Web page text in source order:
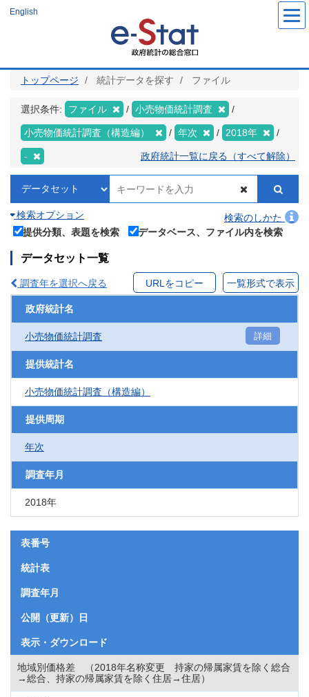
ツ
English
トップページ 統計データを探す ファイル
選択条件: ファイル 小売物価統計調査
小売物価統計調査（構造編） 年次 2018年
- 政府統計一覧に戻る（すべて解除）
検索オプション
検索のしかた
提供分類、表題を検索
データベース、ファイル内を検索
データセット一覧
調査年を選択へ戻る URLをコピー 一覧形式で表示
政府統計名
小売物価統計調査 詳細
提供統計名
小売物価統計調査（構造編）
提供周期
年次
調査年月
2018年
表番号
統計表
調査年月
公開（更新）日
表示・ダウンロード
地域別価格差 （2018年名称変更 持家の帰属家賃を除く総合
→総合、持家の帰属家賃を除く住居→住居）